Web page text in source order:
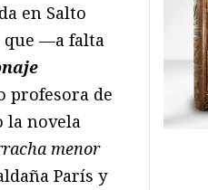
en Salto
que —a falta
profesora de
la novela
menor
París y